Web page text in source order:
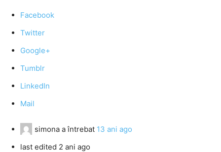
Facebook
Twitter
Google+
Tumblr
LinkedIn
Mail
simona a întrebat 13 ani ago
last edited 2 ani ago